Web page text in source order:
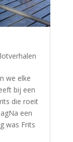
we elke
bij een
die roeit
een
was Frits